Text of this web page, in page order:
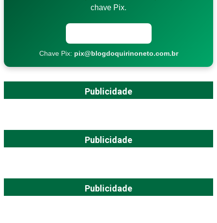
chave Pix.
Chave Pix: pix@blogdoquirinoneto.com.br
Publicidade
Publicidade
Publicidade